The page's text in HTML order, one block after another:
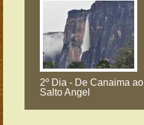
2º Dia - De Canaima ao
Salto Angel